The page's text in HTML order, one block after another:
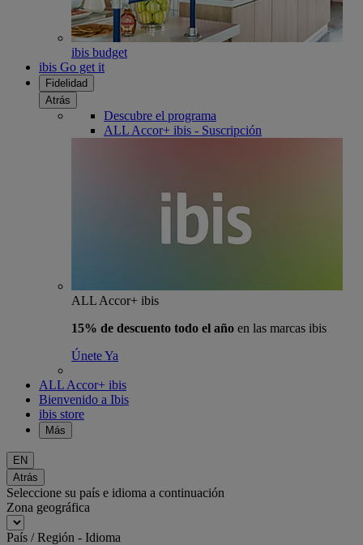
ibis budget
ibis Go get it
Fidelidad
Atrás
Descubre el programa
ALL Accor+ ibis - Suscripción
ALL Accor+ ibis
15% de descuento todo el año en las marcas ibis
Únete Ya
ALL Accor+ ibis
Bienvenido a Ibis
ibis store
Más
EN
Atrás
Seleccione su país e idioma a continuación
Zona geográfica
País / Región - Idioma